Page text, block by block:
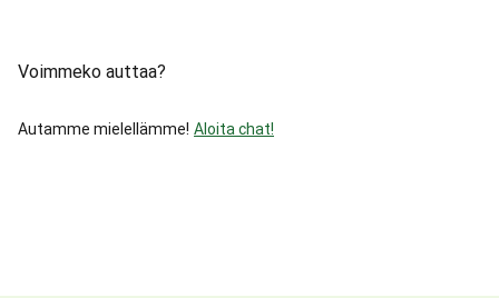
Voimmeko auttaa?
Autamme mielellämme! Aloita chat!